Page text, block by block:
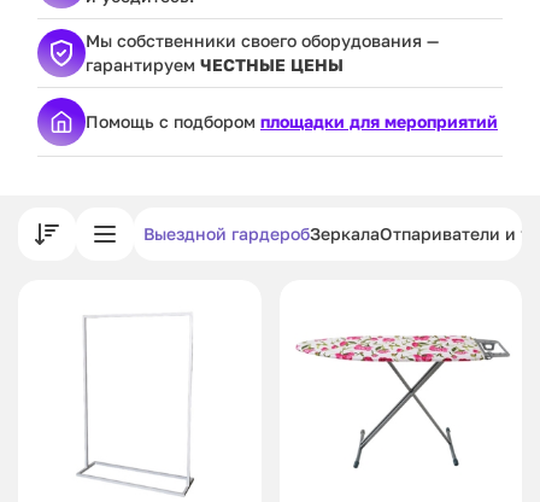
Мы собственники своего оборудования —
гарантируем ЧЕСТНЫЕ ЦЕНЫ
Помощь с подбором площадки для мероприятий
Выездной гардеробЗеркалаОтпариватели и